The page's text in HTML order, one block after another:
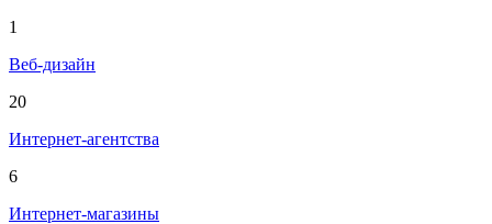
1
Веб-дизайн
20
Интернет-агентства
6
Интернет-магазины